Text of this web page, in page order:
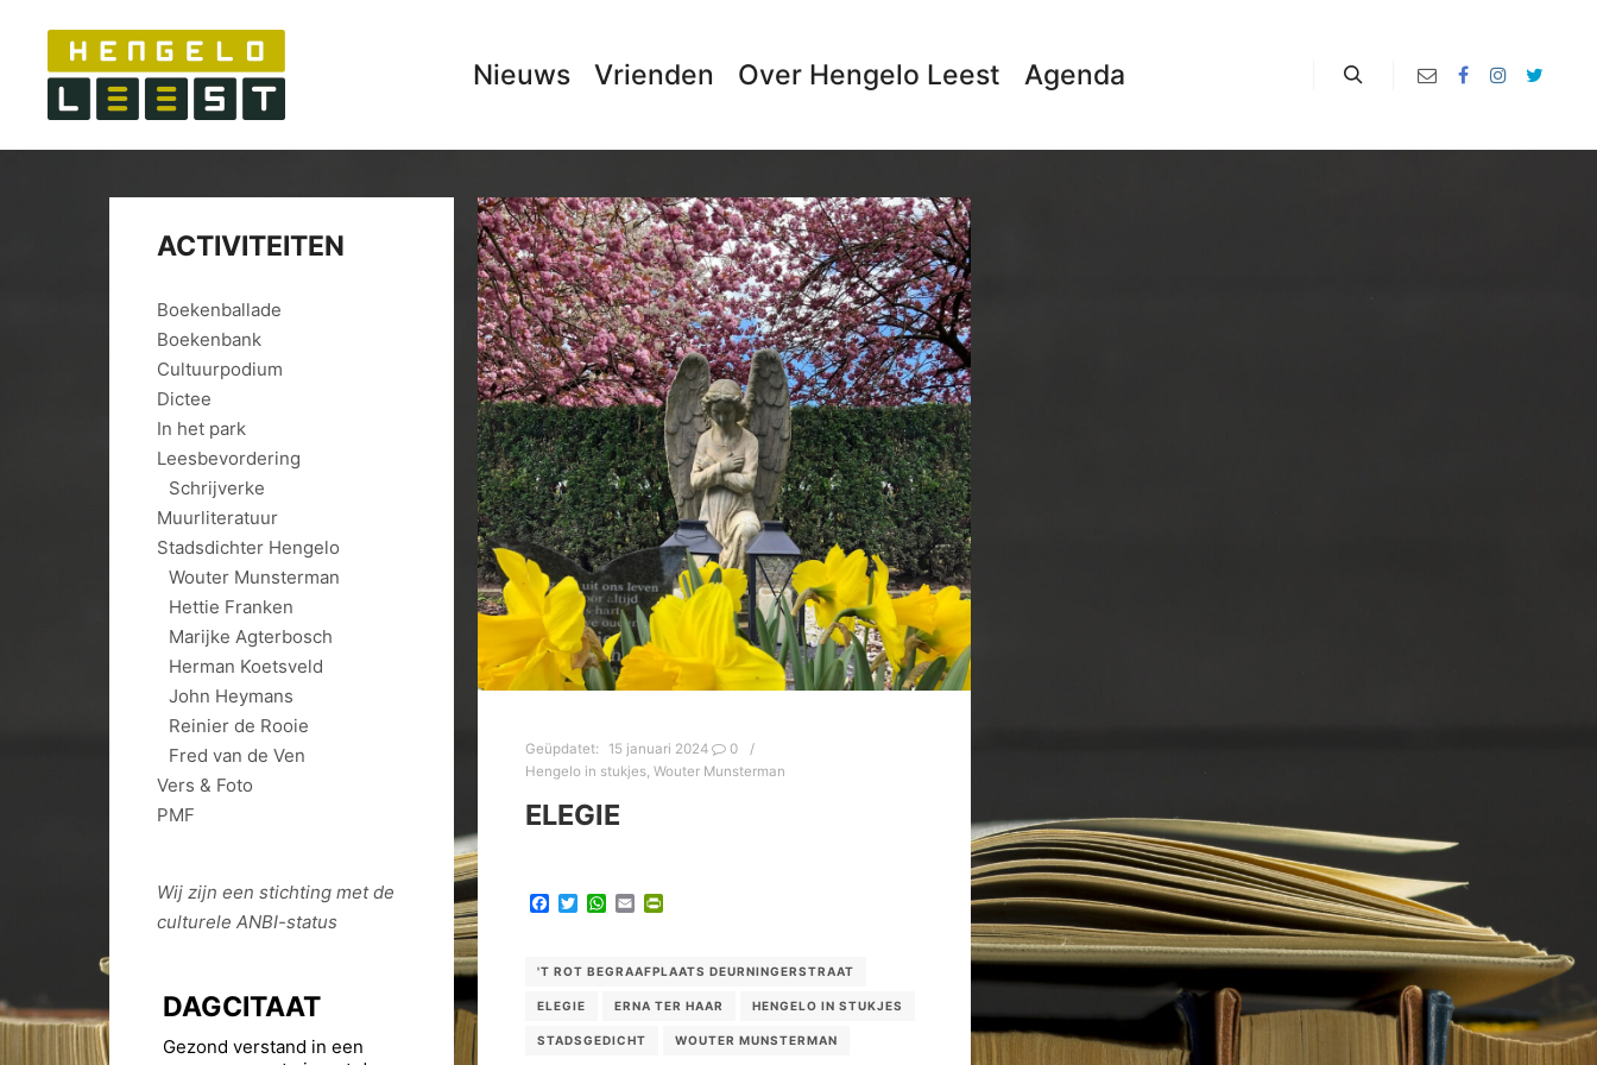
Nieuws Vrienden Over Hengelo Leest Agenda
Geüpdatet: 15 januari 2024
0
Hengelo in stukjes, Wouter Munsterman
ELEGIE
Facebook
TwitterWhatsApp
Email
'T ROT BEGRAAFPLAATS DEURNINGERSTRAAT
ELEGIE ERNA TER HAAR HENGELO IN STUKJES
STADSGEDICHT WOUTER MUNSTERMAN
ACTIVITEITEN
Boekenballade
Boekenbank
Cultuurpodium
Dictee
In het park
Leesbevordering
Schrijverke
Muurliteratuur
Stadsdichter Hengelo
Wouter Munsterman
Hettie Franken
Marijke Agterbosch
Herman Koetsveld
John Heymans
Reinier de Rooie
Fred van de Ven
Vers & Foto
PMF
Wij zijn een stichting met de
culturele ANBI-status
DAGCITAAT
Gezond verstand in een